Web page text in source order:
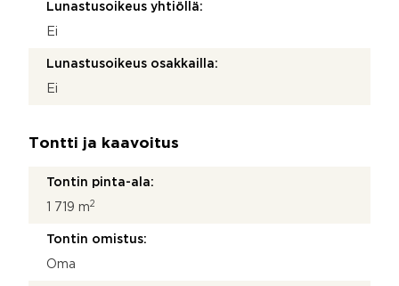
Lunastusoikeus yhtiöllä:
Ei
Lunastusoikeus osakkailla:
Ei
Tontti ja kaavoitus
Tontin pinta-ala:
1 719 m2
Tontin omistus:
Oma